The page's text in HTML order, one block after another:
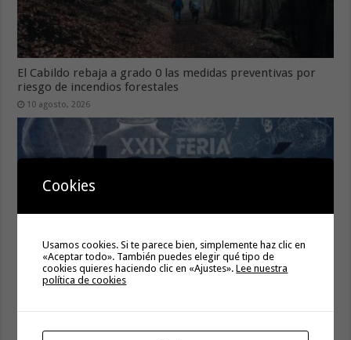
El Cabildo rebaja a grado 0 las medidas preventivas por
riesgo de incendios forestales
10 agosto, 2026
programación para los días 15 y 16 de agosto
10 agosto, 2026
Cookies
Usamos cookies. Si te parece bien, simplemente haz clic en
«Aceptar todo». También puedes elegir qué tipo de
cookies quieres haciendo clic en «Ajustes».Lee nuestra
política de cookies